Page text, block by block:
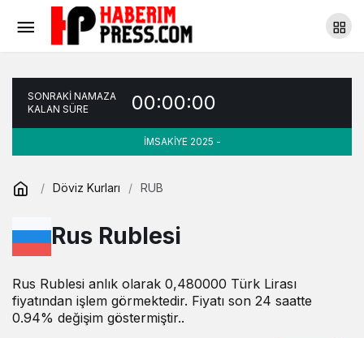
SONRAKİ NAMAZA
KALAN SÜRE
00:00:00
İMSAKİYE 2025 -
Döviz Kurları RUB
Rus Rublesi
Rus Rublesi anlık olarak 0,480000 Türk Lirası
fiyatından işlem görmektedir. Fiyatı son 24 saatte
0.94% değişim göstermiştir..